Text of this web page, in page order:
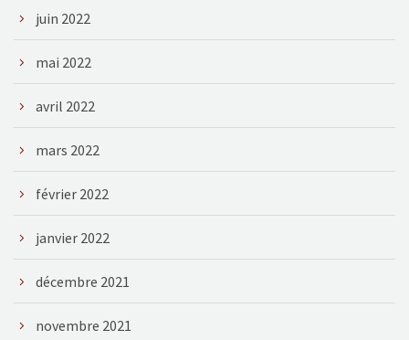
juin 2022
mai 2022
avril 2022
mars 2022
février 2022
janvier 2022
décembre 2021
novembre 2021